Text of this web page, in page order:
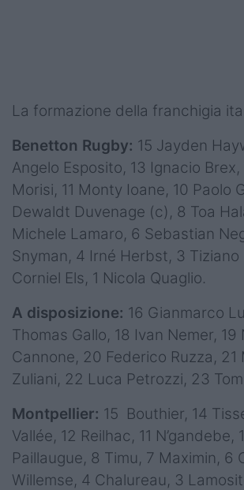
La formazione della franchigia
Benetton Rugby: 15 Jayden
Angelo Esposito, 13 Ignacio Brex,
Morisi, 11 Monty Ioane, 10 Paolo
Dewaldt Duvenage (c), 8 Toa
Michele Lamaro, 6 Sebastian
Snyman, 4 Irné Herbst, 3 Tiziano
Corniel Els, 1 Nicola Quaglio.
A disposizione: 16 Gianmarco
Thomas Gallo, 18 Ivan Nemer, 19
Cannone, 20 Federico Ruzza, 21
Zuliani, 22 Luca Petrozzi, 23
Montpellier: 15 Bouthier, 14
Vallée, 12 Reilhac, 11 N’gandebe,
Paillaugue, 8 Timu, 7 Maximin, 6
Willemse, 4 Chalureau, 3